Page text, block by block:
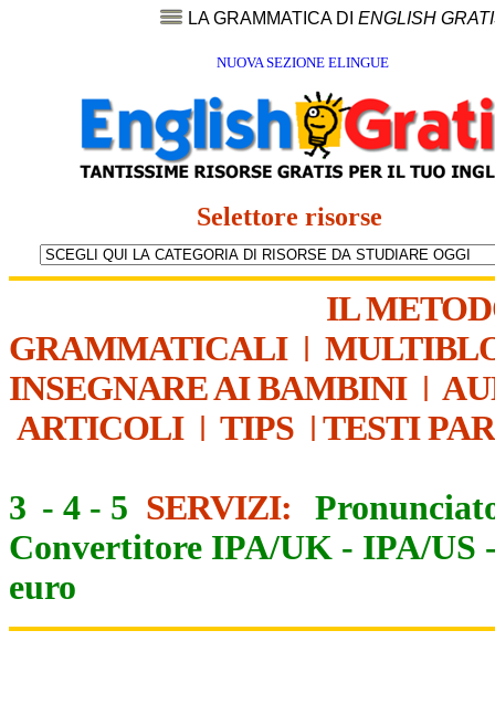
LA GRAMMATICA DI ENGLISH
NUOVA SEZIONE ELINGUE
Selettore risorse
IL
GRAMMATICALI|
INSEGNARE AI BAMBINI|
ARTICOLI| TIPS | TESTI
3 - 4 - 5 SERVIZI:
Convertitore IPA/UK - IPA/US
euro